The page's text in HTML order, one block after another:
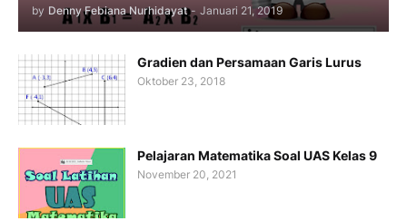
by Denny Febiana Nurhidayat - Januari 21, 2019
Gradien dan Persamaan Garis Lurus
Oktober 23, 2018
Pelajaran Matematika Soal UAS Kelas 9
November 20, 2021